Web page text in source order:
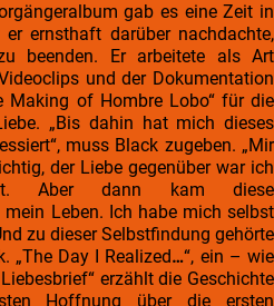
gab es eine Zeit in
ernsthaft darüber nachdachte,
beenden. Er arbeitete als Art
und der Dokumentation
Making of Hombre Lobo“ für die
„Bis dahin hat mich dieses
muss Black zugeben. „Mir
der Liebe gegenüber war ich
Aber dann kam diese
Leben. Ich habe mich selbst
zu dieser Selbstfindung gehörte
„The Day I Realized…“, ein – wie
erzählt die Geschichte
Hoffnung über die ersten